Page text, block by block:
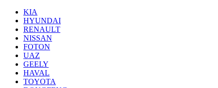
KIA
HYUNDAI
RENAULT
NISSAN
FOTON
UAZ
GEELY
HAVAL
TOYOTA